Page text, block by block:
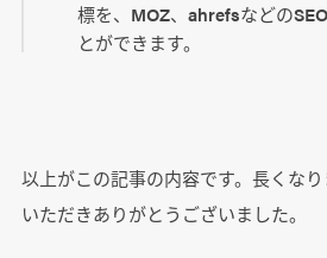
標を、MOZ、ahrefsなどの
とができます。
以上がこの記事の内容です。長くな
いただきありがとうございました。